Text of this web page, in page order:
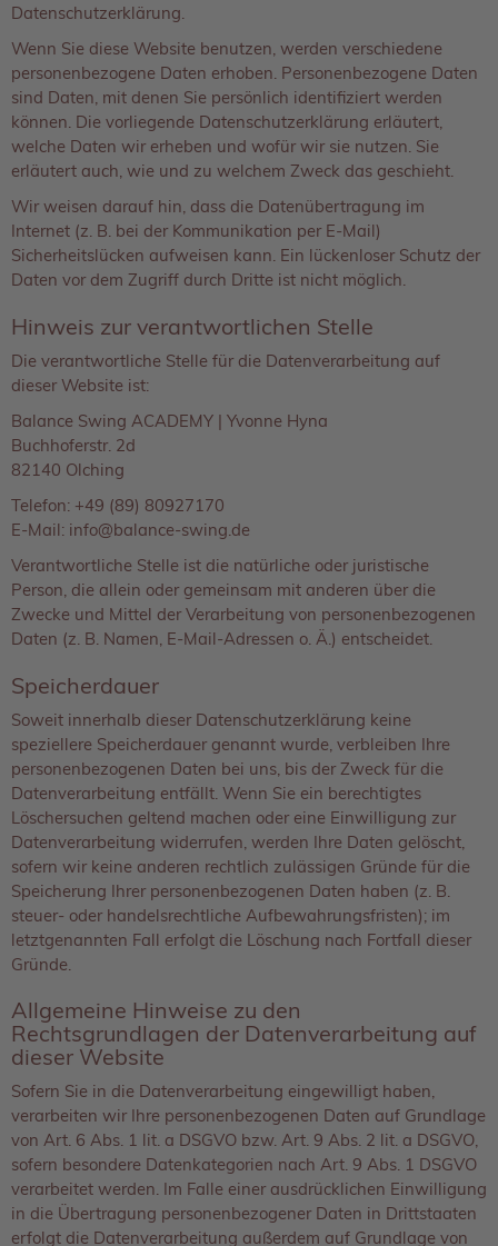
Datenschutzerklärung.
Wenn Sie diese Website benutzen, werden verschiedene
personenbezogene Daten erhoben. Personenbezogene Daten
sind Daten, mit denen Sie persönlich identifiziert werden
können. Die vorliegende Datenschutzerklärung erläutert,
welche Daten wir erheben und wofür wir sie nutzen. Sie
erläutert auch, wie und zu welchem Zweck das geschieht.
Wir weisen darauf hin, dass die Datenübertragung im
Internet (z. B. bei der Kommunikation per E-Mail)
Sicherheitslücken aufweisen kann. Ein lückenloser Schutz der
Daten vor dem Zugriff durch Dritte ist nicht möglich.
Hinweis zur verantwortlichen Stelle
Die verantwortliche Stelle für die Datenverarbeitung auf
dieser Website ist:
Balance Swing ACADEMY | Yvonne Hyna
Buchhoferstr. 2d
82140 Olching
Telefon: +49 (89) 80927170
E-Mail: info@balance-swing.de
Verantwortliche Stelle ist die natürliche oder juristische
Person, die allein oder gemeinsam mit anderen über die
Zwecke und Mittel der Verarbeitung von personenbezogenen
Daten (z. B. Namen, E-Mail-Adressen o. Ä.) entscheidet.
Speicherdauer
Soweit innerhalb dieser Datenschutzerklärung keine
speziellere Speicherdauer genannt wurde, verbleiben Ihre
personenbezogenen Daten bei uns, bis der Zweck für die
Datenverarbeitung entfällt. Wenn Sie ein berechtigtes
Löschersuchen geltend machen oder eine Einwilligung zur
Datenverarbeitung widerrufen, werden Ihre Daten gelöscht,
sofern wir keine anderen rechtlich zulässigen Gründe für die
Speicherung Ihrer personenbezogenen Daten haben (z. B.
steuer- oder handelsrechtliche Aufbewahrungsfristen); im
letztgenannten Fall erfolgt die Löschung nach Fortfall dieser
Gründe.
Allgemeine Hinweise zu den
Rechtsgrundlagen der Datenverarbeitung auf
dieser Website
Sofern Sie in die Datenverarbeitung eingewilligt haben,
verarbeiten wir Ihre personenbezogenen Daten auf Grundlage
von Art. 6 Abs. 1 lit. a DSGVO bzw. Art. 9 Abs. 2 lit. a DSGVO,
sofern besondere Datenkategorien nach Art. 9 Abs. 1 DSGVO
verarbeitet werden. Im Falle einer ausdrücklichen Einwilligung
in die Übertragung personenbezogener Daten in Drittstaaten
erfolgt die Datenverarbeitung außerdem auf Grundlage von